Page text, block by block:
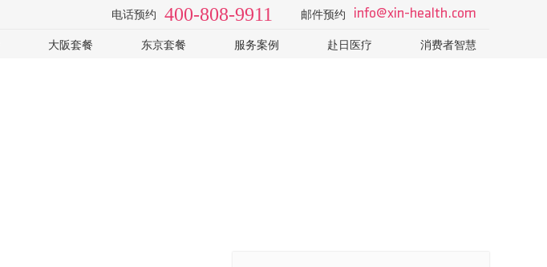
电话预约 400-808-9911 邮件预约 info@xin-health.com
大阪套餐
东京套餐
服务案例
赴日医疗
消费者智慧